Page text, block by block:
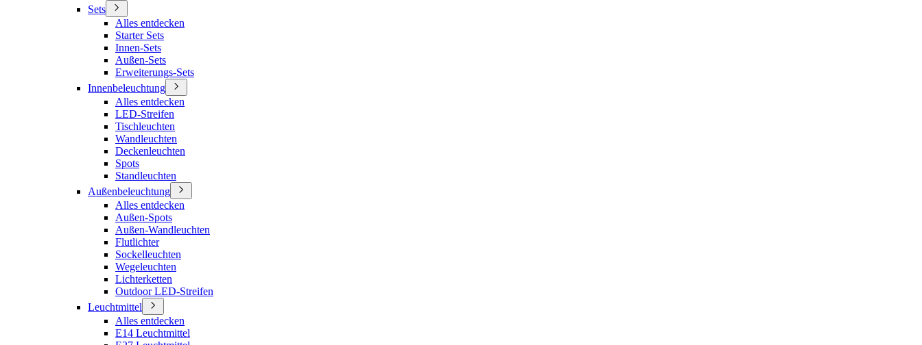
Sets
Alles entdecken
Starter Sets
Innen-Sets
Außen-Sets
Erweiterungs-Sets
Innenbeleuchtung
Alles entdecken
LED-Streifen
Tischleuchten
Wandleuchten
Deckenleuchten
Spots
Standleuchten
Außenbeleuchtung
Alles entdecken
Außen-Spots
Außen-Wandleuchten
Flutlichter
Sockelleuchten
Wegeleuchten
Lichterketten
Outdoor LED-Streifen
Leuchtmittel
Alles entdecken
E14 Leuchtmittel